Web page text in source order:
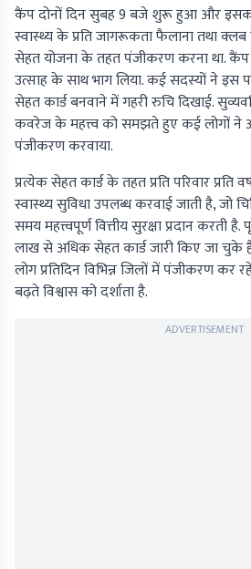
कैंप दोनों दिन सुबह 9 बजे शुरू हुआ और
स्वास्थ्य के प्रति जागरूकता फैलाना तथा
सेहत योजना के तहत पंजीकरण करना था.
उत्साह के साथ भाग लिया. कई सदस्यों ने इस
सेहत कार्ड बनवाने में गहरी रुचि दिखाई.
कवरेज के महत्त्व को समझते हुए कई लोगों ने
पंजीकरण करवाया.
प्रत्येक सेहत कार्ड के तहत प्रति परिवार
स्वास्थ्य सुविधा उपलब्ध करवाई जाती है, जो
समय महत्त्वपूर्ण वित्तीय सुरक्षा प्रदान करती
लाख से अधिक सेहत कार्ड जारी किए जा
लोग प्रतिदिन विभिन्न जिलों में पंजीकरण कर
बढ़ते विश्वास को दर्शाता है.
ADVERTISEMENT